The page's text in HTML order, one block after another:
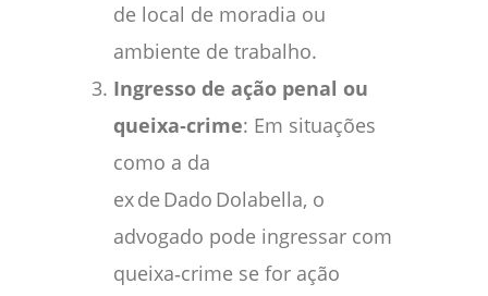
de local de moradia ou
ambiente de trabalho.
Ingresso de ação penal ou
queixa‑crime: Em situações
como a da
ex de Dado Dolabella, o
advogado pode ingressar com
queixa‑crime se for ação